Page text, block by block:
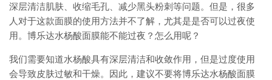
深层清洁肌肤、收缩毛孔、减少黑头粉刺等问题。但是，很多
人对于这款面膜的使用方法并不了解，尤其是是否可以过夜使
用。博乐达水杨酸面膜能不能过夜？怎么用呢？
我们需要知道水杨酸具有深层清洁和收敛作用，但是过度使用
会导致皮肤过敏和干燥。因此，建议不要将博乐达水杨酸面膜